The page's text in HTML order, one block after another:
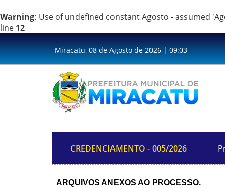
Warning: Use of undefined constant Agosto - assumed
line 12
Miracatu, 08 de Agosto de 2026 | 09:03
CREDENCIAMENTO - 005/2026
ARQUIVOS ANEXOS AO PROCESSO.